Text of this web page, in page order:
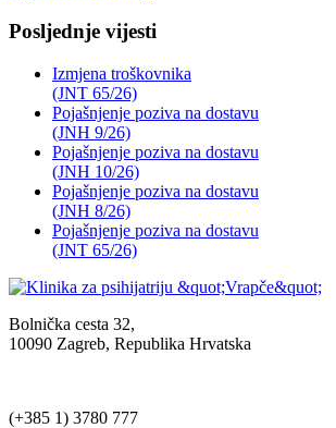
Posljednje vijesti
Izmjena troškovnika
(JNT 65/26)
Pojašnjenje poziva na dostavu
(JNH 9/26)
Pojašnjenje poziva na dostavu
(JNH 10/26)
Pojašnjenje poziva na dostavu
(JNH 8/26)
Pojašnjenje poziva na dostavu
(JNT 65/26)
Bolnička cesta 32,
10090 Zagreb, Republika Hrvatska
(+385 1) 3780 777